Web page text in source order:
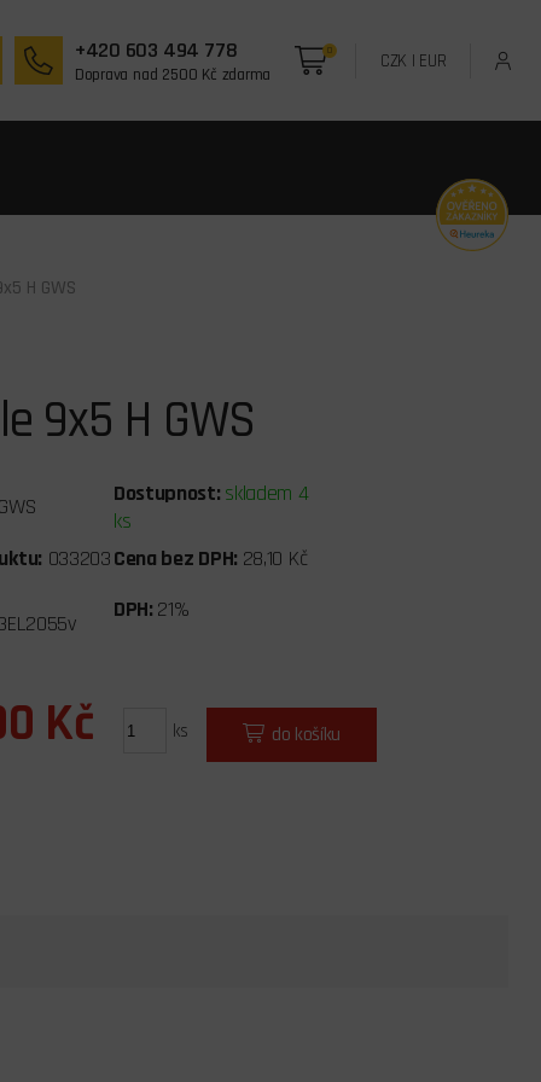
+420 603 494 778
Doprava nad 2500 Kč zdarma
0 CZK | EUR
H GWS
9x5 H GWS
Dostupnost: skladem 4
ks
033203Cena bez DPH: 28,10 Kč
DPH: 21%
Kč ks do košíku